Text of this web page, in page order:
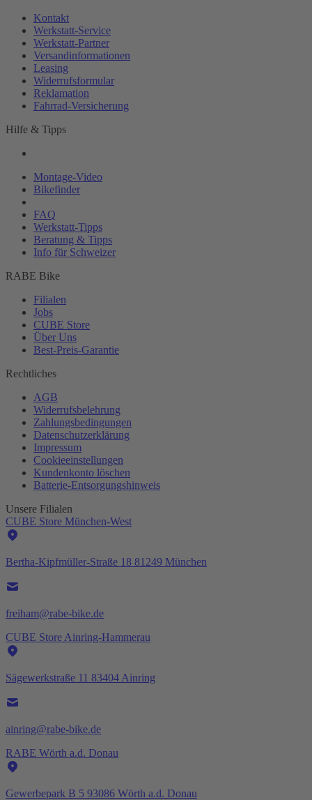
Kontakt
Werkstatt-Service
Werkstatt-Partner
Versandinformationen
Leasing
Widerrufsformular
Reklamation
Fahrrad-Versicherung
Hilfe & Tipps
Montage-Video
Bikefinder
FAQ
Werkstatt-Tipps
Beratung & Tipps
Info für Schweizer
RABE Bike
Filialen
Jobs
CUBE Store
Über Uns
Best-Preis-Garantie
Rechtliches
AGB
Widerrufsbelehrung
Zahlungsbedingungen
Datenschutzerklärung
Impressum
Cookieeinstellungen
Kundenkonto löschen
Batterie-Entsorgungshinweis
Unsere Filialen
CUBE Store München-West
Bertha-Kipfmüller-Straße 18 81249 München
freiham@rabe-bike.de
CUBE Store Ainring-Hammerau
Sägewerkstraße 11 83404 Ainring
ainring@rabe-bike.de
RABE Wörth a.d. Donau
Gewerbepark B 5 93086 Wörth a.d. Donau